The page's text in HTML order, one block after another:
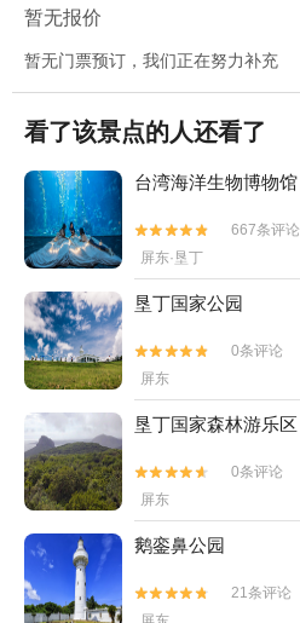
暂无报价
暂无门票预订，我们正在努力补充
看了该景点的人还看了
台湾海洋生物博物馆


667条评论
屏东·垦丁
垦丁国家公园


0条评论
屏东
垦丁国家森林游乐区


0条评论
屏东
鹅銮鼻公园


21条评论